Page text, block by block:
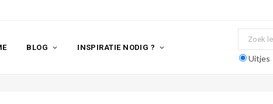
BLOG INSPIRATIE NODIG ?
Uitjes